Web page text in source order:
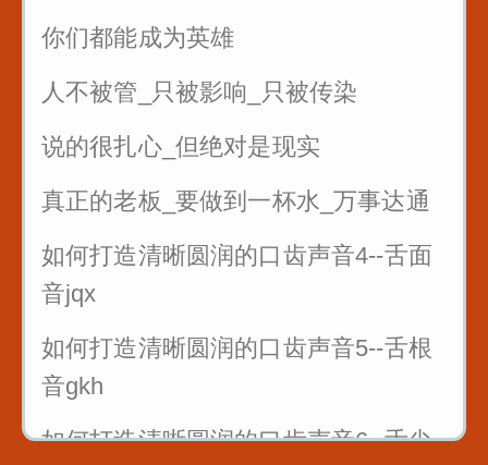
你们都能成为英雄
人不被管_只被影响_只被传染
说的很扎心_但绝对是现实
真正的老板_要做到一杯水_万事达通
如何打造清晰圆润的口齿声音4--舌面
音jqx
如何打造清晰圆润的口齿声音5--舌根
音gkh
如何打造清晰圆润的口齿声音6--舌尖